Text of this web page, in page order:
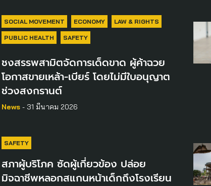
SOCIAL MOVEMENT ECONOMY LAW & RIGHTS
PUBLIC HEALTH SAFETY
ชงสรรพสามิตจัดการเด็ดขาด ผู้ค้าฉวย
โอกาสขายเหล้า-เบียร์ โดยไม่มีใบอนุญาต
ช่วงสงกรานต์
News- 31 มีนาคม 2026
SAFETY
สภาผู้บริโภค ซัดผู้เกี่ยวข้อง ปล่อย
มิจฉาชีพหลอกสแกนหน้าเด็กถึงโรงเรียน